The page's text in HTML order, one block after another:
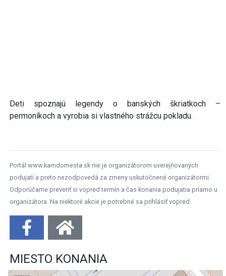
Deti spoznajú legendy o banských škriatkoch –
permoníkoch a vyrobia si vlastného strážcu pokladu.
Portál www.kamdomesta.sk nie je organizátorom uverejňovaných
podujatí a preto nezodpovedá za zmeny uskutočnené organizátormi.
Odporúčame preveriť si vopred termín a čas konania podujatia priamo u
organizátora. Na niektoré akcie je potrebné sa prihlásiť vopred.
MIESTO KONANIA